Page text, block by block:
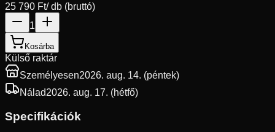
25 790 Ft/ db (bruttó)
1
Kosárba
Külső raktár
Személyesen2026. aug. 14. (péntek)
Nálad2026. aug. 17. (hétfő)
Specifikációk